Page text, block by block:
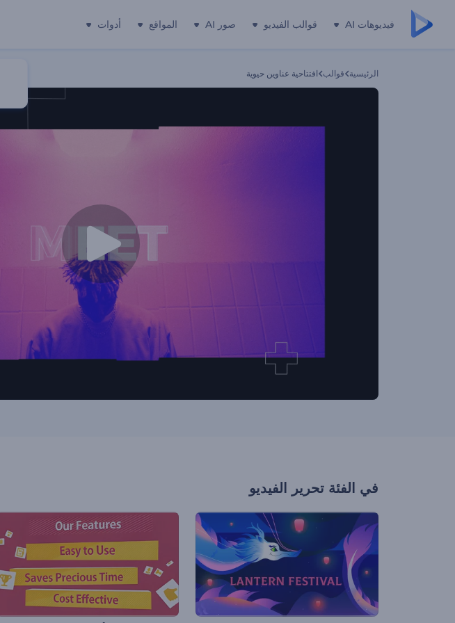
فيديوهات AI قوالب الفيديو صور AI المواقع أدوات
الرئيسية قوالب افتتاحية عناوين حيوية
في الفئة تحرير الفيديو